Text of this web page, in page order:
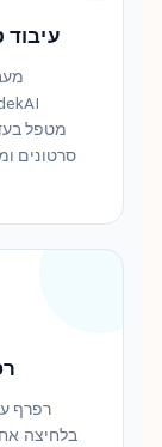
עיבוד
סרטונים
רפרף
בלחיצה